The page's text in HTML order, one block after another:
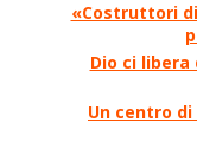
«Costruttori
Dio ci
Un centro